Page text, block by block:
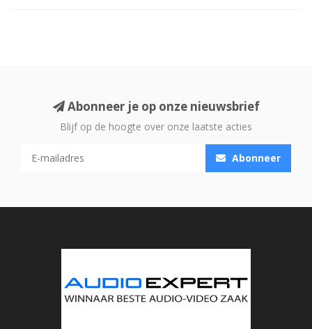
Abonneer je op onze nieuwsbrief
Blijf op de hoogte over onze laatste acties
Abonneer